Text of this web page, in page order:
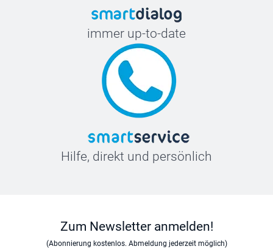
immer up-to-date
Hilfe, direkt und persönlich
Zum Newsletter anmelden!
(Abonnierung kostenlos. Abmeldung jederzeit möglich)